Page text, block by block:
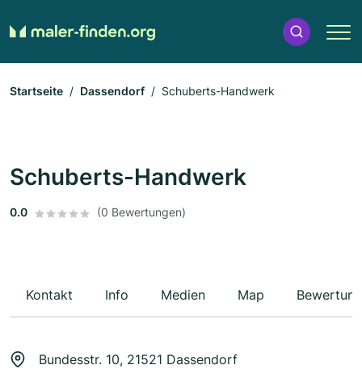
Startseite Dassendorf Schuberts-Handwerk
Schuberts-Handwerk
0.0 (0 Bewertungen)
Kontakt Info Medien Map
Bundesstr. 10, 21521 Dassendorf